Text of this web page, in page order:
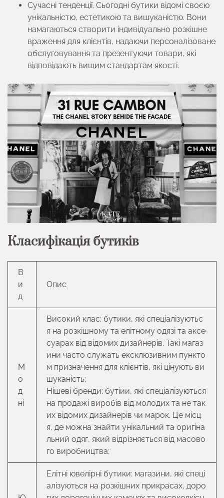
Сучасні тенденції. Сьогодні бутики відомі своєю
унікальністю, естетикою та вишуканістю. Вони
намагаються створити індивідуально розкішне
враження для клієнтів, надаючи персоналізоване
обслуговування та презентуючи товари, які
відповідають вищим стандартам якості.
Класифікація бутиків
В
и
д
Опис
М
о
д
ні
Високий клас: бутики, які спеціалізуютьс
я на розкішному та елітному одязі та аксе
суарах від відомих дизайнерів. Такі магаз
ини часто служать ексклюзивним пункто
м призначення для клієнтів, які цінують ви
шуканість;
Нішеві бренди: бутіии, які спеціалізуються
на продажі виробів від молодих та не так
их відомих дизайнерів чи марок. Це місц
я, де можна знайти унікальний та оригіна
льний одяг, який відрізняється від масово
го виробництва;
Елітні ювелірні бутики: магазини, які спеці
алізуються на розкішних прикрасах, доро